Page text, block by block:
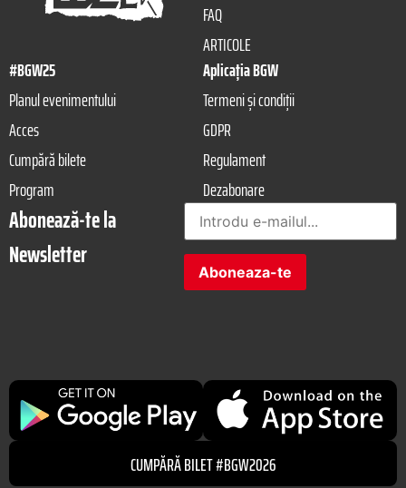
FAQ
ARTICOLE
#BGW25
Planul evenimentului
Acces
Cumpără bilete
Program
Aplicația BGW
Termeni și condiții
GDPR
Regulament
Dezabonare
Abonează-te la
Newsletter
CUMPĂRĂ BILET #BGW2026